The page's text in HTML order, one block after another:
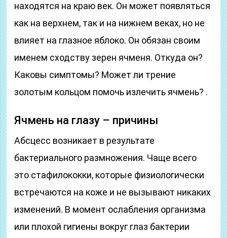
находятся на краю век. Он может появляться
как на верхнем, так и на нижнем веках, но не
влияет на глазное яблоко. Он обязан своим
именем сходству зерен ячменя. Откуда он?
Каковы симптомы? Может ли трение
золотым кольцом помочь излечить ячмень? .
Ячмень на глазу – причины
Абсцесс возникает в результате
бактериального размножения. Чаще всего
это стафилококки, которые физиологически
встречаются на коже и не вызывают никаких
изменений. В момент ослабления организма
или плохой гигиены вокруг глаз бактерии